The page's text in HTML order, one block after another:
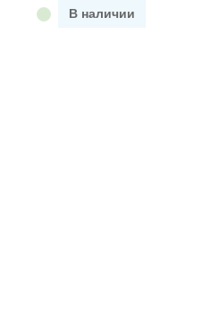
В наличии